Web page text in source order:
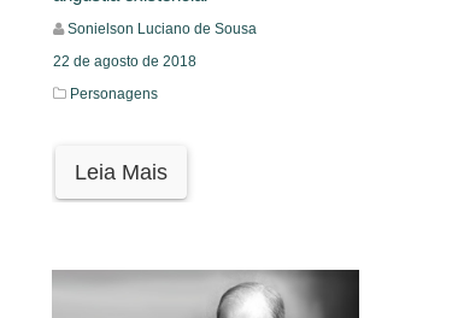
Sonielson Luciano de Sousa
22 de agosto de 2018
Personagens
Leia Mais